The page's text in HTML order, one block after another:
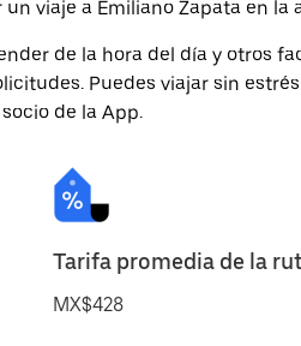
viaje a Emiliano Zapata en la
de la hora del día y otros
Puedes viajar sin
de la App.
Tarifa promedia de la
MX$428